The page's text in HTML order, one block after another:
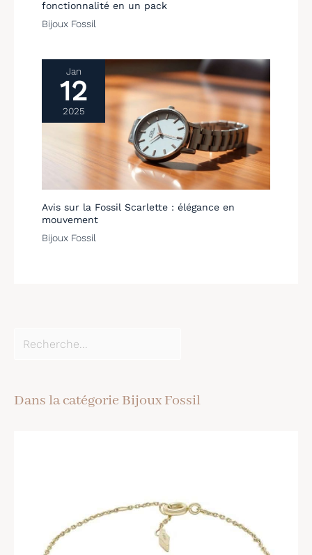
fonctionnalité en un pack
Bijoux Fossil
Jan
12
2025
Avis sur la Fossil Scarlette : élégance en
mouvement
Bijoux Fossil
Dans la catégorie Bijoux Fossil